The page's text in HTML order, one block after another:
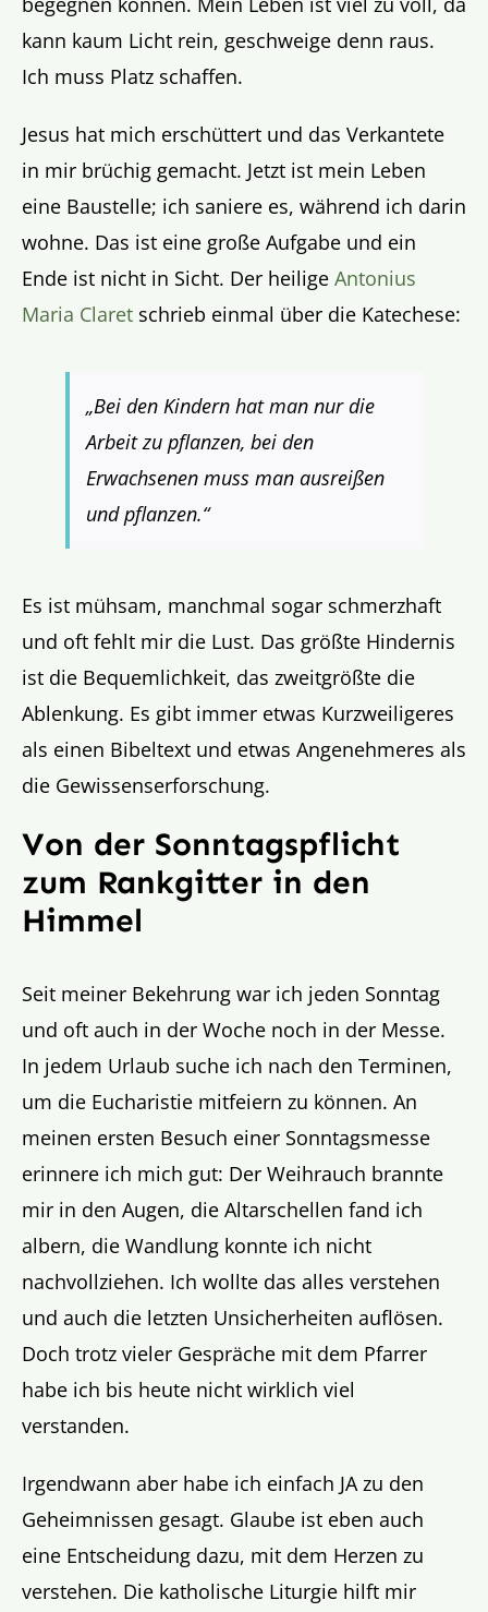
kann kaum Licht rein, geschweige denn raus.
Ich muss Platz schaffen.
Jesus hat mich erschüttert und das Verkantete
in mir brüchig gemacht. Jetzt ist mein Leben
eine Baustelle; ich saniere es, während ich darin
wohne. Das ist eine große Aufgabe und ein
Ende ist nicht in Sicht. Der heilige Antonius
Maria Claret schrieb einmal über die Katechese:
„Bei den Kindern hat man nur die
Arbeit zu pflanzen, bei den
Erwachsenen muss man ausreißen
und pflanzen.“
Es ist mühsam, manchmal sogar schmerzhaft
und oft fehlt mir die Lust. Das größte Hindernis
ist die Bequemlichkeit, das zweitgrößte die
Ablenkung. Es gibt immer etwas Kurzweiligeres
als einen Bibeltext und etwas Angenehmeres als
die Gewissenserforschung.
Von der Sonntagspflicht
zum Rankgitter in den
Himmel
Seit meiner Bekehrung war ich jeden Sonntag
und oft auch in der Woche noch in der Messe.
In jedem Urlaub suche ich nach den Terminen,
um die Eucharistie mitfeiern zu können. An
meinen ersten Besuch einer Sonntagsmesse
erinnere ich mich gut: Der Weihrauch brannte
mir in den Augen, die Altarschellen fand ich
albern, die Wandlung konnte ich nicht
nachvollziehen. Ich wollte das alles verstehen
und auch die letzten Unsicherheiten auflösen.
Doch trotz vieler Gespräche mit dem Pfarrer
habe ich bis heute nicht wirklich viel
verstanden.
Irgendwann aber habe ich einfach JA zu den
Geheimnissen gesagt. Glaube ist eben auch
eine Entscheidung dazu, mit dem Herzen zu
verstehen. Die katholische Liturgie hilft mir